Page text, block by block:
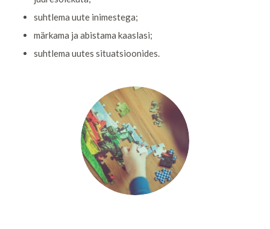
suhtlema uute inimestega;
märkama ja abistama kaaslasi;
suhtlema uutes situatsioonides.